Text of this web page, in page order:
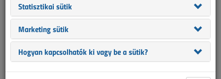
Statisztikai sütik
Marketing sütik
Hogyan kapcsolhatók ki vagy be a sütik?